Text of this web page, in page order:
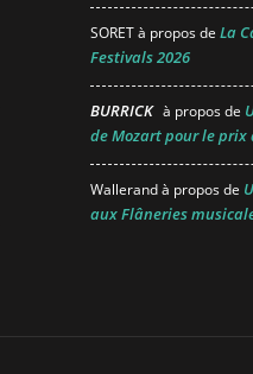
SORETà propos de La
Festivals 2026
BURRICK à propos de
de Mozart pour le prix
Wallerandà propos de
aux Flâneries